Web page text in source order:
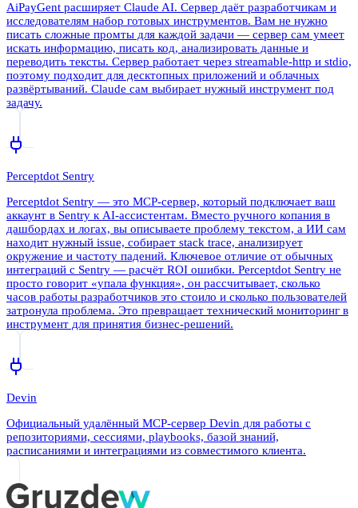
AiPayGent расширяет Claude AI. Сервер даёт разработчикам и
исследователям набор готовых инструментов. Вам не нужно
писать сложные промты для каждой задачи — сервер сам умеет
искать информацию, писать код, анализировать данные и
переводить тексты. Сервер работает через streamable-http и stdio,
поэтому подходит для десктопных приложений и облачных
развёртываний. Claude сам выбирает нужный инструмент под
задачу.
Perceptdot Sentry
Perceptdot Sentry — это MCP-сервер, который подключает ваш
аккаунт в Sentry к AI-ассистентам. Вместо ручного копания в
дашбордах и логах, вы описываете проблему текстом, а ИИ сам
находит нужный issue, собирает stack trace, анализирует
окружение и частоту падений. Ключевое отличие от обычных
интеграций с Sentry — расчёт ROI ошибки. Perceptdot Sentry не
просто говорит «упала функция», он рассчитывает, сколько
часов работы разработчиков это стоило и сколько пользователей
затронула проблема. Это превращает технический мониторинг в
инструмент для принятия бизнес-решений.
Devin
Официальный удалённый MCP-сервер Devin для работы с
репозиториями, сессиями, playbooks, базой знаний,
расписаниями и интеграциями из совместимого клиента.